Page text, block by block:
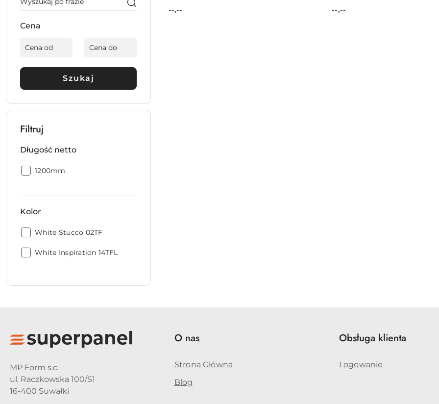
Cena
Szukaj
Filtruj
Długość netto
Długość
1200mm
Kolor
Kolor:
White Stucco 02TF
Kolor:
White Inspiration 14TFL
Cena:
--,--
Cena:
--,--
MP Form s.c.
ul. Raczkowska 100/S1
16-400 Suwałki
O nas
Strona Główna
Blog
Obsługa klienta
Logowanie